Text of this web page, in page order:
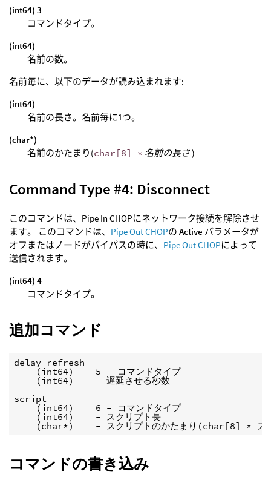
(int64) 3
コマンドタイプ。
(int64)
名前の数。
名前毎に、以下のデータが読み込まれます:
(int64)
名前の長さ。名前毎に1つ。
(char*)
名前のかたまり(char[8] * 名前の長さ)
Command Type #4: Disconnect
このコマンドは、Pipe In CHOPにネットワーク接続を解除させ
ます。 このコマンドは、 Pipe Out CHOPの Active パラメータが
オフまたはノードがバイパスの時に、 Pipe Out CHOPによって
送信されます。
(int64) 4
コマンドタイプ。
追加コマンド
delay refresh
    (int64)    5 - コマンドタイプ
    (int64)    - 遅延させる秒数
script
    (int64)    6 - コマンドタイプ
    (int64)    - スクリプト長
(char*)    - スクリプトのかたまり(char[8] * ス
コマンドの書き込み